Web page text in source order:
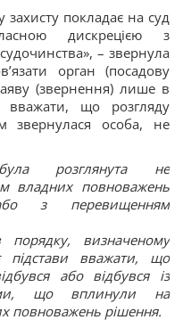
покладає на суд
дискрецією з
– звернула
орган (посадову
(звернення) лише в
вважати, що розгляду
звернулася особа, не
розглянута не
владних повноважень
з перевищенням
визначеному
вважати, що
або відбувся із
що вплинули на
повноважень рішення.